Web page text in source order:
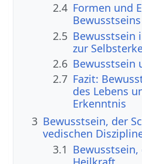
2.4 Formen und
2.5 Bewusstsein
zur
2.6 Bewusstsein
2.7 Fazit:
des Lebens
Erkenntnis
3 Bewusstsein, der
vedischen
3.1